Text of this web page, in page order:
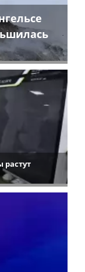
растут